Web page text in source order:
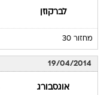
לברקוזן
מחזור 30
19/04/2014
אוגסבורג